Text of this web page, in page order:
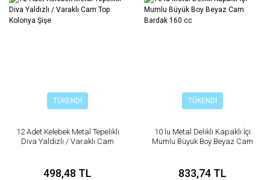
TÜKENDİ
12 Adet Kelebek Metal Tepelikli
Diva Yaldızlı / Varaklı Cam
498,48 TL
TÜKENDİ
10 lu Metal Delikli Kapaklı İçi
Mumlu Büyük Boy Beyaz Cam
833,74 TL